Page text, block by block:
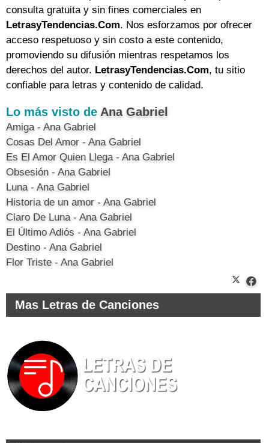
consulta gratuita y sin fines comerciales en
LetrasyTendencias.Com. Nos esforzamos por ofrecer
acceso respetuoso y sin costo a este contenido,
promoviendo su difusión mientras respetamos los
derechos del autor. LetrasyTendencias.Com, tu sitio
confiable para letras y contenido de calidad.
Lo más visto de Ana Gabriel
Amiga - Ana Gabriel
Cosas Del Amor - Ana Gabriel
Es El Amor Quien Llega - Ana Gabriel
Obsesión - Ana Gabriel
Luna - Ana Gabriel
Historia de un amor - Ana Gabriel
Claro De Luna - Ana Gabriel
El Último Adiós - Ana Gabriel
Destino - Ana Gabriel
Flor Triste - Ana Gabriel
Mas Letras de Canciones